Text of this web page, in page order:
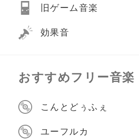
旧ゲーム音楽
効果音
おすすめフリー音楽
こんとどぅふぇ
ユーフルカ